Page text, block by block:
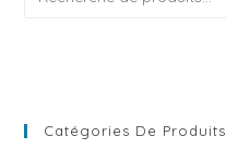
Catégories De Produits